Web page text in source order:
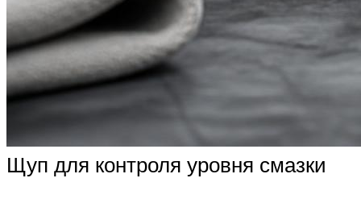
Щуп для контроля уровня смазки